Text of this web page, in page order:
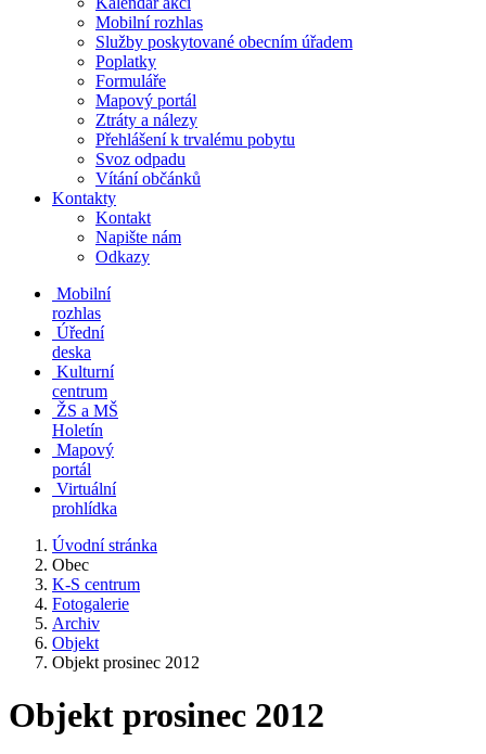
Mobilní rozhlas
Služby poskytované obecním úřadem
Poplatky
Formuláře
Mapový portál
Ztráty a nálezy
Přehlášení k trvalému pobytu
Svoz odpadu
Vítání občánků
Kontakty
Kontakt
Napište nám
Odkazy
Mobilní
rozhlas
Úřední
deska
Kulturní
centrum
ŽS a MŠ
Holetín
Mapový
portál
Virtuální
prohlídka
Úvodní stránka
Obec
K-S centrum
Fotogalerie
Archiv
Objekt
Objekt prosinec 2012
Objekt prosinec 2012